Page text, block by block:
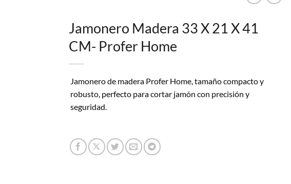
Jamonero Madera 33 X 21 X 41
CM- Profer Home
Jamonero de madera Profer Home, tamaño compacto y
robusto, perfecto para cortar jamón con precisión y
seguridad.